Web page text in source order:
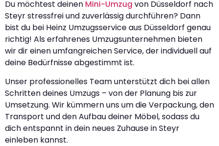
Du möchtest deinen Mini-Umzug von Düsseldorf nach
Steyr stressfrei und zuverlässig durchführen? Dann
bist du bei Heinz Umzugsservice aus Düsseldorf genau
richtig! Als erfahrenes Umzugsunternehmen bieten
wir dir einen umfangreichen Service, der individuell auf
deine Bedürfnisse abgestimmt ist.
Unser professionelles Team unterstützt dich bei allen
Schritten deines Umzugs – von der Planung bis zur
Umsetzung. Wir kümmern uns um die Verpackung, den
Transport und den Aufbau deiner Möbel, sodass du
dich entspannt in dein neues Zuhause in Steyr
einleben kannst.